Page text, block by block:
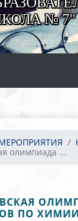
№ 7"
олимпиада ...
ПО